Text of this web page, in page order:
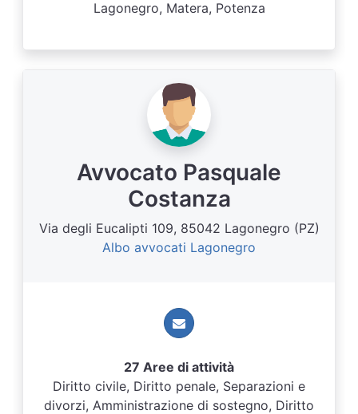
Lagonegro, Matera, Potenza
Avvocato Pasquale
Costanza
Via degli Eucalipti 109, 85042 Lagonegro (PZ)
Albo avvocati Lagonegro
27 Aree di attività
Diritto civile, Diritto penale, Separazioni e
divorzi, Amministrazione di sostegno, Diritto